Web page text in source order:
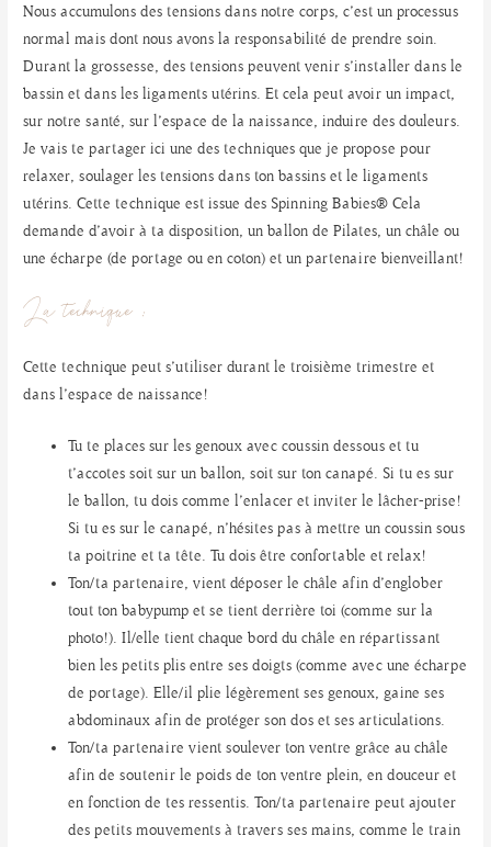
Nous accumulons des tensions dans notre corps, c’est un processus
normal mais dont nous avons la responsabilité de prendre soin.
Durant la grossesse, des tensions peuvent venir s’installer dans le
bassin et dans les ligaments utérins. Et cela peut avoir un impact,
sur notre santé, sur l’espace de la naissance, induire des douleurs.
Je vais te partager ici une des techniques que je propose pour
relaxer, soulager les tensions dans ton bassins et le ligaments
utérins. Cette technique est issue des Spinning Babies® Cela
demande d’avoir à ta disposition, un ballon de Pilates, un châle ou
une écharpe (de portage ou en coton) et un partenaire bienveillant!
La technique :
Cette technique peut s’utiliser durant le troisième trimestre et
dans l’espace de naissance!
Tu te places sur les genoux avec coussin dessous et tu
t’accotes soit sur un ballon, soit sur ton canapé. Si tu es sur
le ballon, tu dois comme l’enlacer et inviter le lâcher-prise!
Si tu es sur le canapé, n’hésites pas à mettre un coussin sous
ta poitrine et ta tête. Tu dois être confortable et relax!
Ton/ta partenaire, vient déposer le châle afin d’englober
tout ton babypump et se tient derrière toi (comme sur la
photo!). Il/elle tient chaque bord du châle en répartissant
bien les petits plis entre ses doigts (comme avec une écharpe
de portage). Elle/il plie légèrement ses genoux, gaine ses
abdominaux afin de protéger son dos et ses articulations.
Ton/ta partenaire vient soulever ton ventre grâce au châle
afin de soutenir le poids de ton ventre plein, en douceur et
en fonction de tes ressentis. Ton/ta partenaire peut ajouter
des petits mouvements à travers ses mains, comme le train